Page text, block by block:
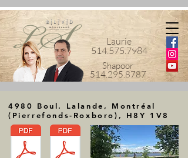
Laurie
514.575.7984
Shapoor
514.295.8787
4980 Boul. Lalande, Montréal
(Pierrefonds-Roxboro), H8Y 1V8